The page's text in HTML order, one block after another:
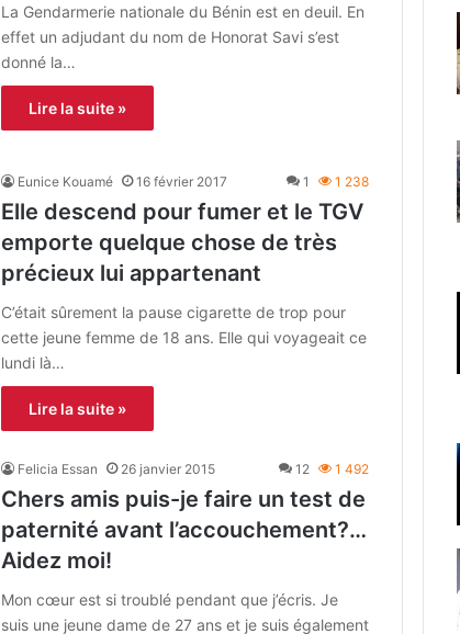
La Gendarmerie nationale du Bénin est en deuil. En
effet un adjudant du nom de Honorat Savi s’est
donné la…
Lire la suite »
Eunice Kouamé 16 février 2017 1 1 238
Elle descend pour fumer et le TGV
emporte quelque chose de très
précieux lui appartenant
C’était sûrement la pause cigarette de trop pour
cette jeune femme de 18 ans. Elle qui voyageait ce
lundi là…
Lire la suite »
Felicia Essan 26 janvier 2015 12 1 492
Chers amis puis-je faire un test de
paternité avant l’accouchement?…
Aidez moi!
Mon cœur est si troublé pendant que j’écris. Je
suis une jeune dame de 27 ans et je suis également